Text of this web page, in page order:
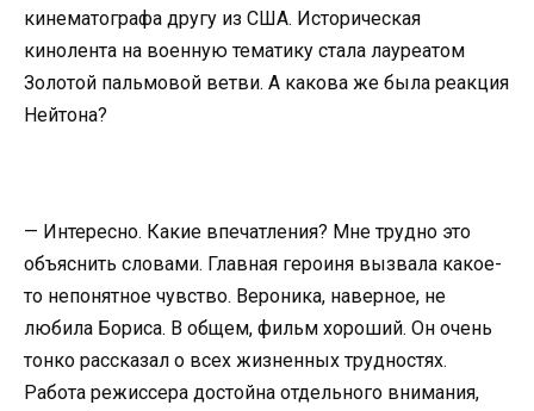
кинематографа другу из США. Историческая
кинолента на военную тематику стала лауреатом
Золотой пальмовой ветви. А какова же была реакция
Нейтона?
— Интересно. Какие впечатления? Мне трудно это
объяснить словами. Главная героиня вызвала какое-
то непонятное чувство. Вероника, наверное, не
любила Бориса. В общем, фильм хороший. Он очень
тонко рассказал о всех жизненных трудностях.
Работа режиссера достойна отдельного внимания,